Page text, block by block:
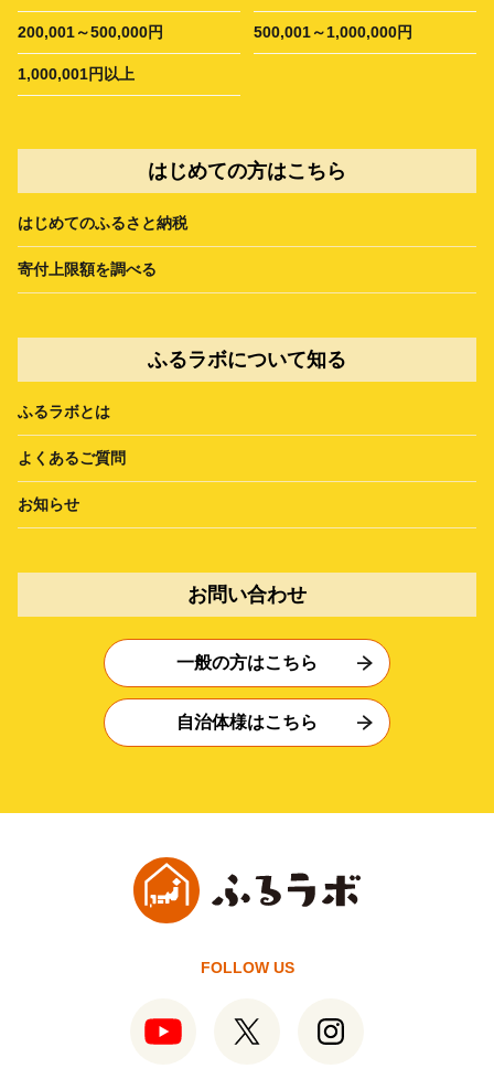
200,001～500,000円 500,001～1,000,000円
1,000,001円以上
はじめての方はこちら
はじめてのふるさと納税
寄付上限額を調べる
ふるラボについて知る
ふるラボとは
よくあるご質問
お知らせ
お問い合わせ
一般の方はこちら
自治体様はこちら
FOLLOW US